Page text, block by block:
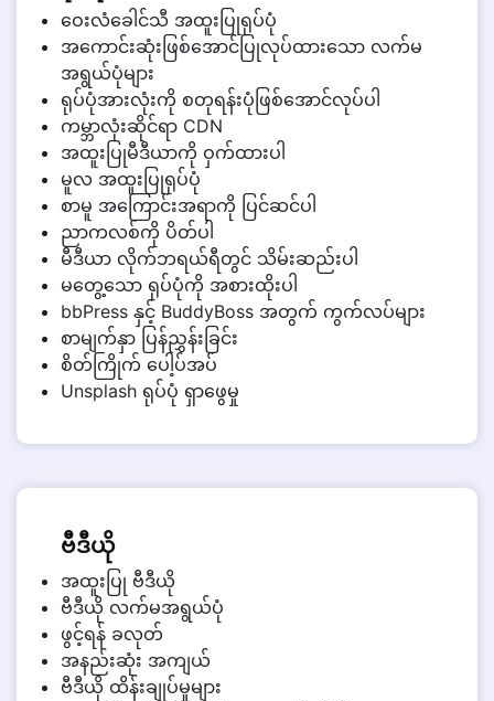
ဝေးလံခေါင်သီ အထူးပြုရုပ်ပုံ
အကောင်းဆုံးဖြစ်အောင်ပြုလုပ်ထားသော လက်မ
အရွယ်ပုံများ
ရုပ်ပုံအားလုံးကို စတုရန်းပုံဖြစ်အောင်လုပ်ပါ
ကမ္ဘာလုံးဆိုင်ရာ CDN
အထူးပြုမီဒီယာကို ဝှက်ထားပါ
မူလ အထူးပြုရုပ်ပုံ
စာမူ အကြောင်းအရာကို ပြင်ဆင်ပါ
ညာကလစ်ကို ပိတ်ပါ
မီဒီယာ လိုက်ဘရယ်ရီတွင် သိမ်းဆည်းပါ
မတွေ့သော ရုပ်ပုံကို အစားထိုးပါ
bbPress နှင့် BuddyBoss အတွက် ကွက်လပ်များ
စာမျက်နှာ ပြန်ညွှန်းခြင်း
စိတ်ကြိုက် ပေါ့ပ်အပ်
Unsplash ရုပ်ပုံ ရှာဖွေမှု
ဗီဒီယို
အထူးပြု ဗီဒီယို
ဗီဒီယို လက်မအရွယ်ပုံ
ဖွင့်ရန် ခလုတ်
အနည်းဆုံး အကျယ်
ဗီဒီယို ထိန်းချုပ်မှုများ